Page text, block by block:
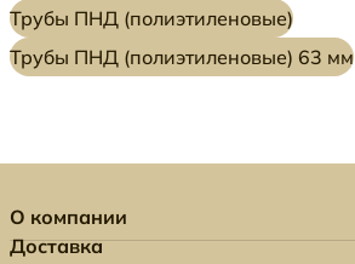
Трубы ПНД (полиэтиленовые)
Трубы ПНД (полиэтиленовые) 63 мм
О компании
Доставка